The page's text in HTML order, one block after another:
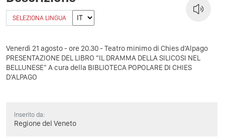
SELEZIONA LINGUA
Venerdì 21 agosto - ore 20.30 - Teatro minimo di Chies d’Alpago
PRESENTAZIONE DEL LIBRO “IL DRAMMA DELLA SILICOSI NEL
BELLUNESE” A cura della BIBLIOTECA POPOLARE DI CHIES
D’ALPAGO
Inserito da:
Regione del Veneto